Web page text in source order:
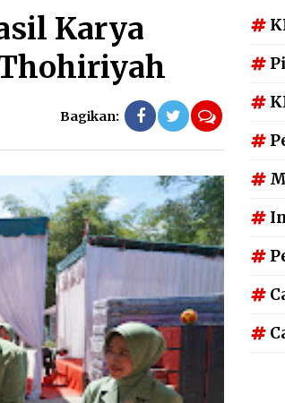
Karya
Bagikan:
Ko
me
nta